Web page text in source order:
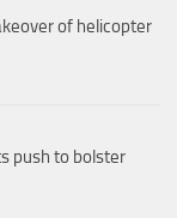
of helicopter
push to bolster